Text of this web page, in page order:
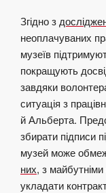
Згідно з
неоплачуваних
музеїв
покращують
завдяки
ситуація з
й Альберта.
збирати підписи
музей може
них, з
укладати